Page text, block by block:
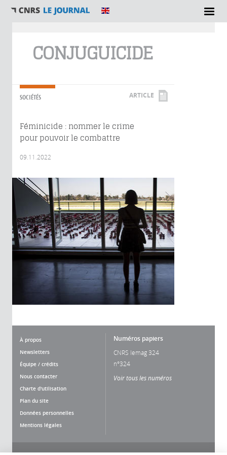
CONJUGUICIDE
SOCIÉTÉS ARTICLE
Féminicide : nommer le crime
pour pouvoir le combattre
09.11.2022
À propos
Newsletters
Équipe / crédits
Nous contacter
Charte d'utilisation
Plan du site
Données personnelles
Mentions légales
Numéros papiers
CNRS lemag 324
n°324
Voir tous les numéros